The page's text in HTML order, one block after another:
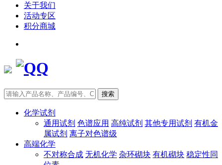
关于我们
活动专区
积分商城
搜索
化学试剂
通用试剂 色谱应用 高纯试剂 其他专用试剂 有机金
属试剂 离子对色谱级
高端化学
不对称合成 无机化学 杂环砌块 有机砌块 稳定性同